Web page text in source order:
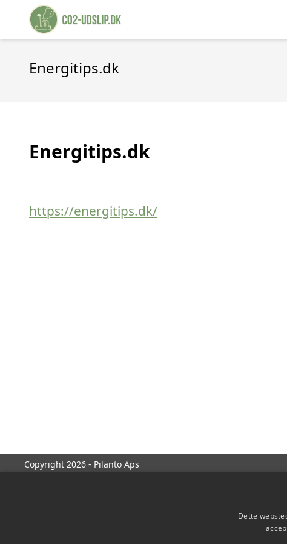
Energitips.dk
Energitips.dk
https://energitips.dk/
Copyright 2026 - Pilanto Aps
Dette